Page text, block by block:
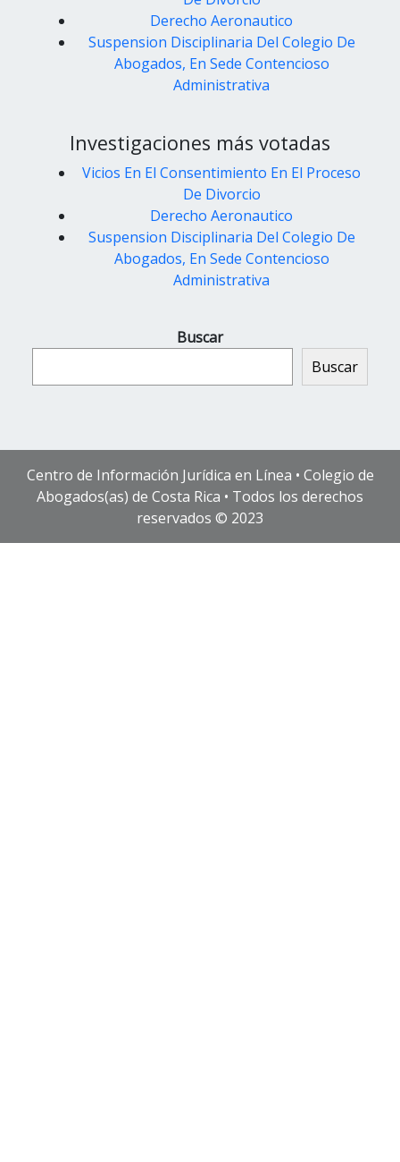
Derecho Aeronautico
Suspension Disciplinaria Del Colegio De
Abogados, En Sede Contencioso
Administrativa
Investigaciones más votadas
Vicios En El Consentimiento En El Proceso
De Divorcio
Derecho Aeronautico
Suspension Disciplinaria Del Colegio De
Abogados, En Sede Contencioso
Administrativa
Buscar
Buscar
Centro de Información Jurídica en Línea • Colegio de
Abogados(as) de Costa Rica • Todos los derechos
reservados © 2023